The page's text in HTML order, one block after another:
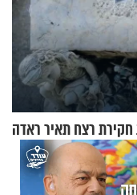
רצח תאיר ראדה